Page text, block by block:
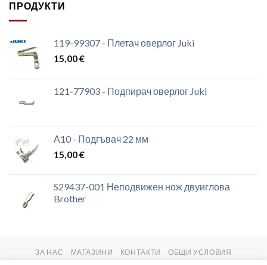
ПРОДУКТИ
119-99307 - Плетач оверлог Juki
15,00€
121-77903 - Подпирач оверлог Juki
А10 - Подгъвач 22 мм
15,00€
S29437-001 Неподвижен нож двуиглова
Brother
ЗА НАС МАГАЗИНИ КОНТАКТИ ОБЩИ УСЛОВИЯ